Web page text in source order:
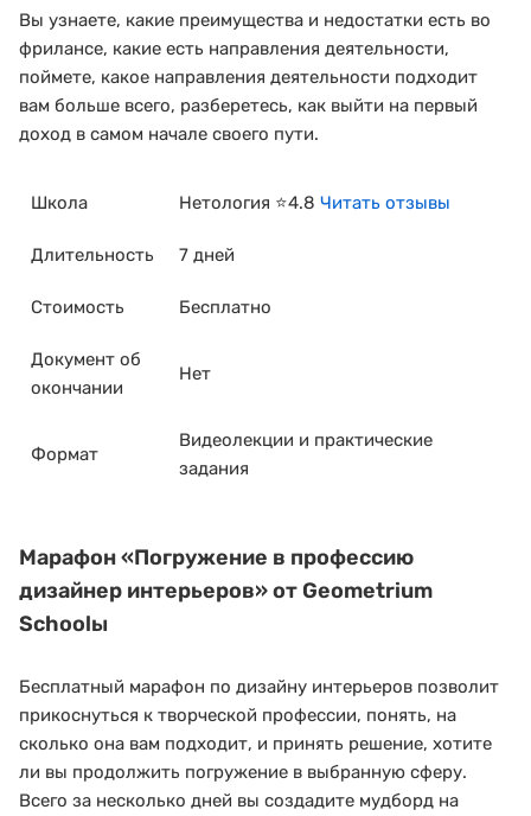
Вы узнаете, какие преимущества и недостатки есть во
фрилансе, какие есть направления деятельности,
поймете, какое направления деятельности подходит
вам больше всего, разберетесь, как выйти на первый
доход в самом начале своего пути.
Школа Нетология ⭐4.8 Читать отзывы
Длительность 7 дней
Стоимость Бесплатно
Документ об
окончании
Нет
Формат
Видеолекции и практические
задания
Марафон«Погружение в профессию
дизайнер интерьеров»от Geometrium
Schoolы
Бесплатный марафон по дизайну интерьеров позволит
прикоснуться к творческой профессии, понять, на
сколько она вам подходит, и принять решение, хотите
ли вы продолжить погружение в выбранную сферу.
Всего за несколько дней вы создадите мудборд на